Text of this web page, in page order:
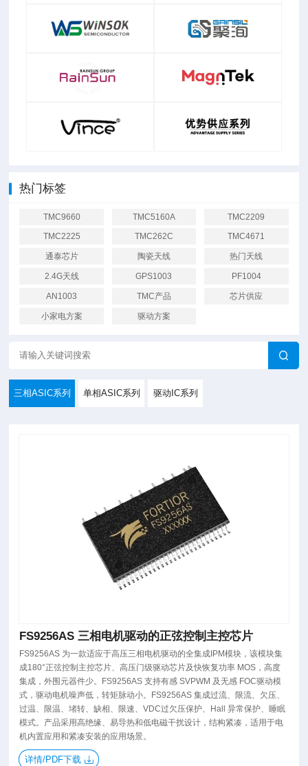
热门标签
TMC9660 TMC5160A TMC2209
TMC2225 TMC262C TMC4671
通泰芯片 陶瓷天线 热门天线
2.4G天线 GPS1003 PF1004
AN1003 TMC产品 芯片供应
小家电方案 驱动方案
三相ASIC系列 单相ASIC系列 驱动IC系列
FS9256AS 三相电机驱动的正弦控制主控芯片
FS9256AS 为一款适应于高压三相电机驱动的全集成IPM模块，该模块集
成180°正弦控制主控芯片、高压门级驱动芯片及快恢复功率 MOS，高度
集成，外围元器件少。FS9256AS 支持有感 SVPWM 及无感 FOC驱动模
式，驱动电机噪声低，转矩脉动小。FS9256AS 集成过流、限流、欠压、
过温、限温、堵转、缺相、限速、VDC过欠压保护、Hall 异常保护、睡眠
模式。产品采用高绝缘、易导热和低电磁干扰设计，结构紧凑，适用于电
机内置应用和紧凑安装的应用场景。
详情/PDF下载